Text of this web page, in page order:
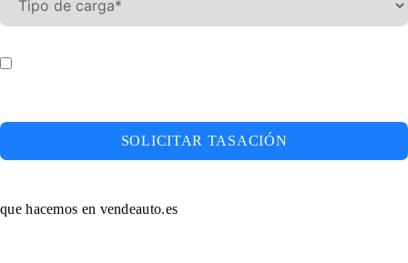
SOLICITAR TASACIÓN
que hacemos en vendeauto.es